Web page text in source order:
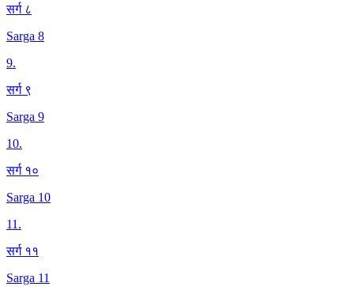
सर्ग ८
Sarga 8
9.
सर्ग ९
Sarga 9
10.
सर्ग १०
Sarga 10
11.
सर्ग ११
Sarga 11